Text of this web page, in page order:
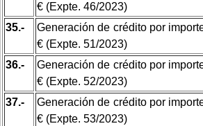
€ (Expte. 46/2023)
35.-
Generación de crédito por
€ (Expte. 51/2023)
36.-
Generación de crédito por
€ (Expte. 52/2023)
37.-
Generación de crédito por
€ (Expte. 53/2023)